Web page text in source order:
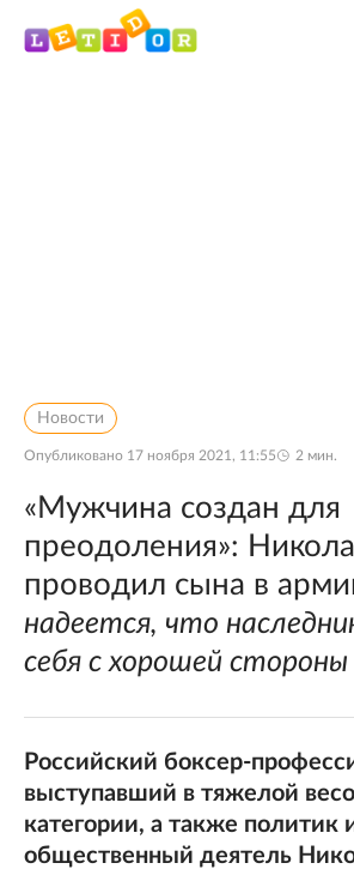
Новости
Опубликовано 17 ноября 2021, 11:55 2 мин.
«Мужчина создан для
преодоления»:
проводил сына в
надеется, что
себя с хорошей стороны
Российский боксер-
выступавший в тяжелой
категории, а также политик
общественный деятель